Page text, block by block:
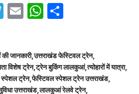
Telegram
EmailWhatsApp
जानकारी उत्तराखंड फेस्टिवल ट्रेन
विशेष ट्रेन ट्रेन बुकिंग लालकुआं त्योहारों में यात्रा
स्पेशल ट्रेन फेस्टिवल स्पेशल ट्रेन उत्तराखंड
उत्तराखंड लालकुआं रेलवे ट्रेन